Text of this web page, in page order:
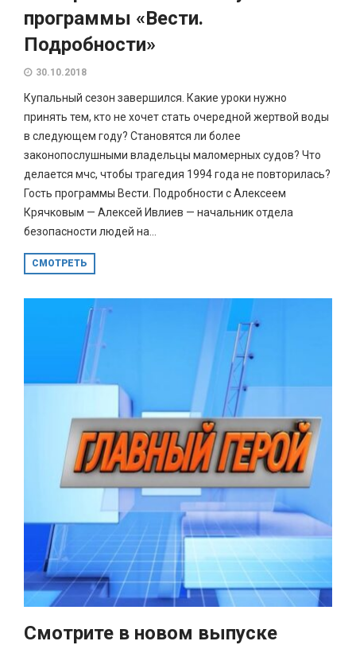
программы «Вести.
Подробности»
30.10.2018
Купальный сезон завершился. Какие уроки нужно
принять тем, кто не хочет стать очередной жертвой воды
в следующем году? Становятся ли более
законопослушными владельцы маломерных судов? Что
делается мчс, чтобы трагедия 1994 года не повторилась?
Гость программы Вести. Подробности с Алексеем
Крячковым — Алексей Ивлиев — начальник отдела
безопасности людей на...
СМОТРЕТЬ
Смотрите в новом выпуске